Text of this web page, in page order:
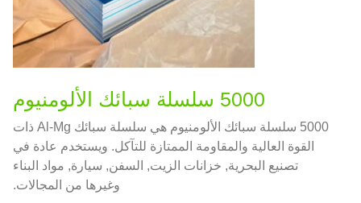
5000 سلسلة سبائك الألومنيوم
5000 سلسلة سبائك الألومنيوم هي سلسلة سبائك Al-Mg ذات
القوة العالية والمقاومة الممتازة للتآكل. ويستخدم عادة في
تصنيع البحرية, خزانات الزيت, السفن, سيارة, مواد البناء
وغيرها من المجالات.